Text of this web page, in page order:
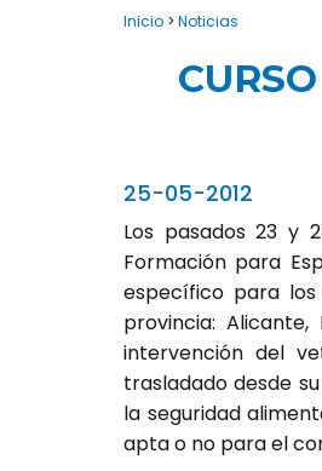
Inicio > Noticias
25-05-2012
Los pasados 23 y
Formación para
específico para
provincia:
intervención del
trasladado desde
la seguridad
apta o no para el